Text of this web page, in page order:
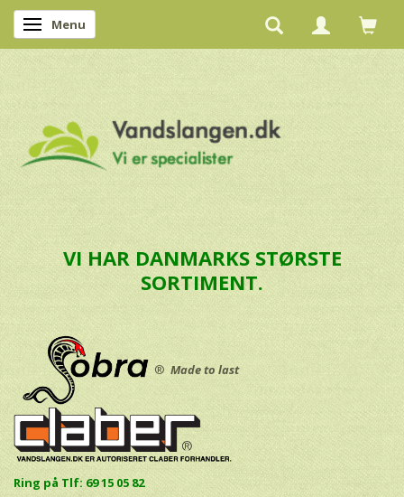
Skifte navigation
Menu
VI HAR DANMARKS STØRSTE
SORTIMENT.
® Made to last
Ring på Tlf: 69 15 05 82